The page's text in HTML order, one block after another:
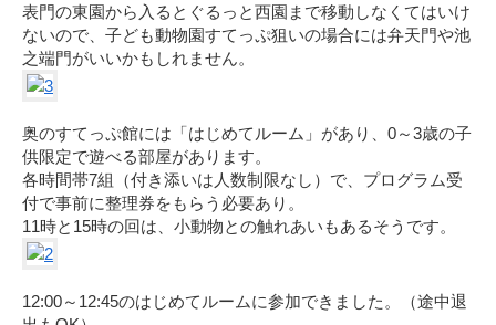
表門の東園から入るとぐるっと西園まで移動しなくてはいけ
ないので、子ども動物園すてっぷ狙いの場合には弁天門や池
之端門がいいかもしれません。
奥のすてっぷ館には「はじめてルーム」があり、0～3歳の子
供限定で遊べる部屋があります。
各時間帯7組（付き添いは人数制限なし）で、プログラム受
付で事前に整理券をもらう必要あり。
11時と15時の回は、小動物との触れあいもあるそうです。
12:00～12:45のはじめてルームに参加できました。（途中退